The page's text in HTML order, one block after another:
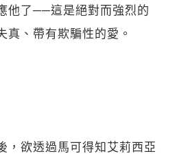
他了──這是絕對而強烈的
真、帶有欺騙性的愛。
，欲透過馬可得知艾莉西亞